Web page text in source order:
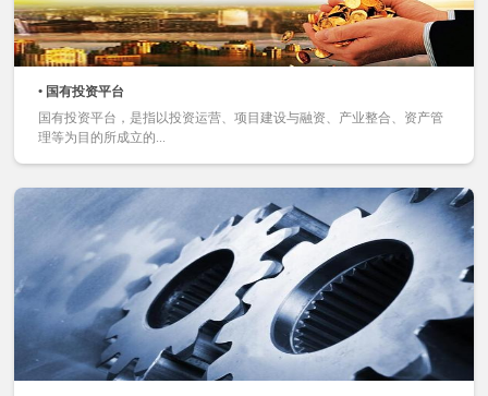
• 国有投资平台
国有投资平台，是指以投资运营、项目建设与融资、产业整合、资产管
理等为目的所成立的...